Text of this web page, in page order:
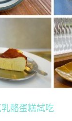
酪蛋糕試吃